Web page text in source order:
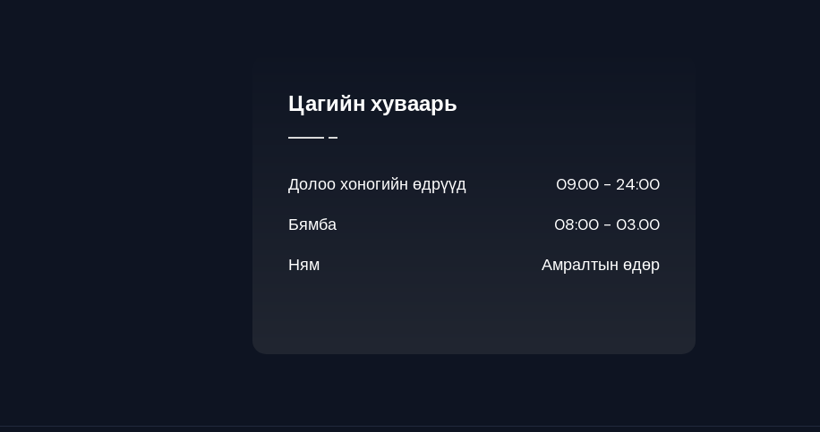
Цагийн хуваарь
Долоо хоногийн өдрүүд
09.00 - 24:00
Бямба
08:00 - 03.00
Ням
Амралтын өдөр